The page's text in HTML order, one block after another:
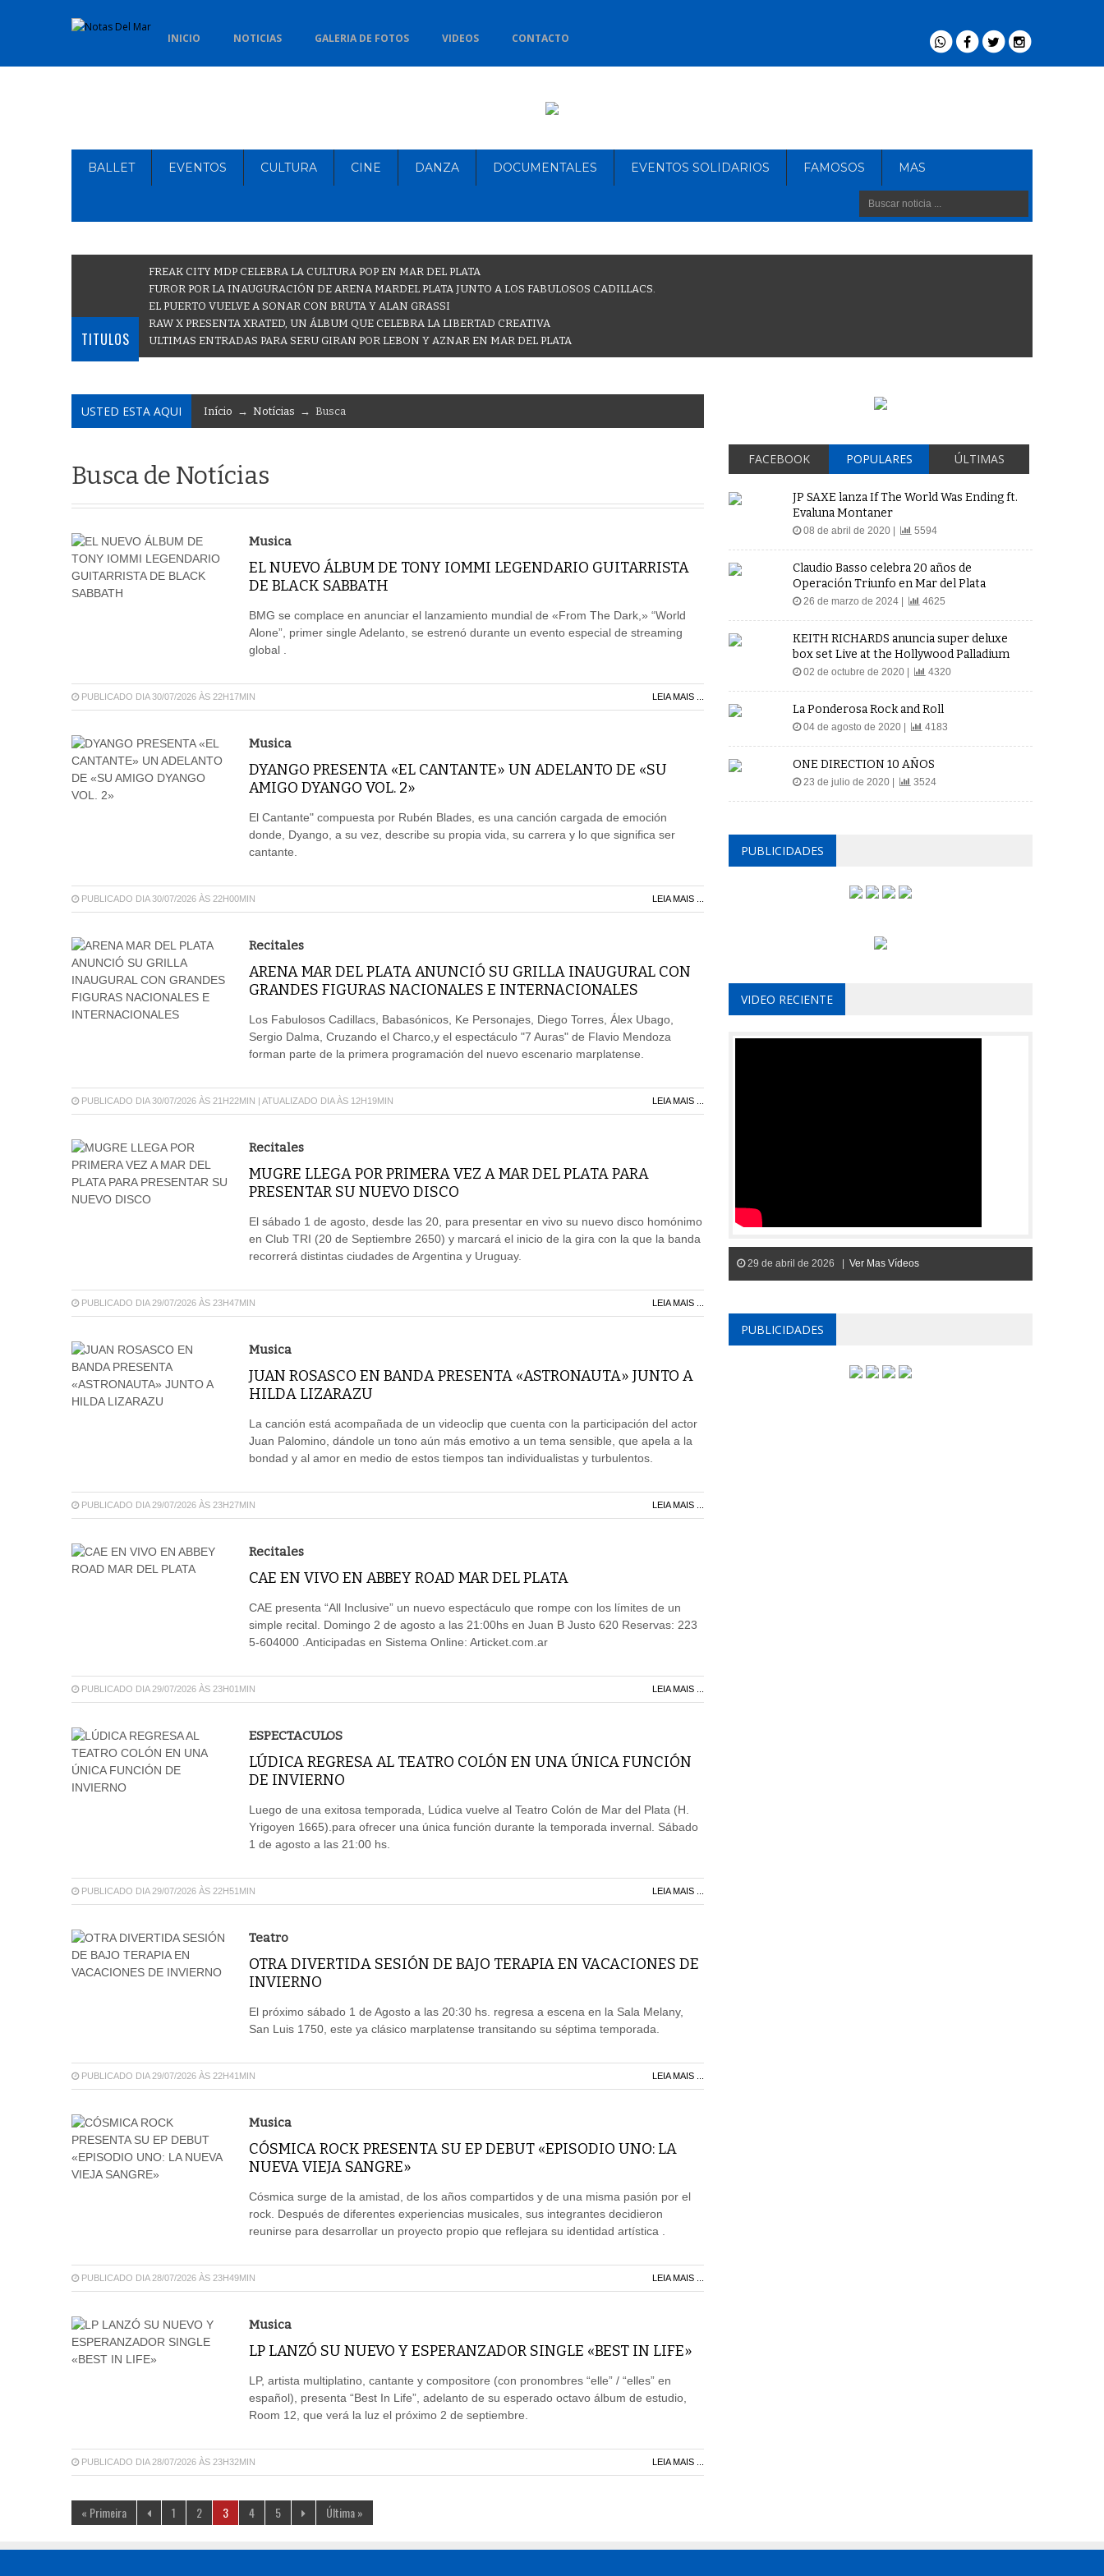
INICIO NOTICIAS GALERIA DE FOTOS VIDEOS CONTACTO
BALLET EVENTOS CULTURA CINE DANZA DOCUMENTALES EVENTOS SOLIDARIOS FAMOSOS MAS
TITULOS
FREAK CITY MDP CELEBRA LA CULTURA POP EN MAR DEL PLATA
FUROR POR LA INAUGURACIÓN DE ARENA MARDEL PLATA JUNTO A LOS FABULOSOS CADILLACS.
EL PUERTO VUELVE A SONAR CON BRUTA Y ALAN GRASSI
RAW X PRESENTA XRATED, UN ÁLBUM QUE CELEBRA LA LIBERTAD CREATIVA
ULTIMAS ENTRADAS PARA SERU GIRAN POR LEBON Y AZNAR EN MAR DEL PLATA
USTED ESTA AQUI Início → Notícias → Busca
Busca de Notícias
Musica
EL NUEVO ÁLBUM DE TONY IOMMI LEGENDARIO GUITARRISTA
DE BLACK SABBATH
BMG se complace en anunciar el lanzamiento mundial de «From The Dark,» “World
Alone”, primer single Adelanto, se estrenó durante un evento especial de streaming
global .
PUBLICADO DIA 30/07/2026 ÀS 22H17MIN LEIA MAIS ...
Musica
DYANGO PRESENTA «EL CANTANTE» UN ADELANTO DE «SU
AMIGO DYANGO VOL. 2»
El Cantante" compuesta por Rubén Blades, es una canción cargada de emoción
donde, Dyango, a su vez, describe su propia vida, su carrera y lo que significa ser
cantante.
PUBLICADO DIA 30/07/2026 ÀS 22H00MIN LEIA MAIS ...
Recitales
ARENA MAR DEL PLATA ANUNCIÓ SU GRILLA INAUGURAL CON
GRANDES FIGURAS NACIONALES E INTERNACIONALES
Los Fabulosos Cadillacs, Babasónicos, Ke Personajes, Diego Torres, Álex Ubago,
Sergio Dalma, Cruzando el Charco,y el espectáculo "7 Auras" de Flavio Mendoza
forman parte de la primera programación del nuevo escenario marplatense.
PUBLICADO DIA 30/07/2026 ÀS 21H22MIN | ATUALIZADO DIA ÀS 12H19MIN LEIA MAIS ...
Recitales
MUGRE LLEGA POR PRIMERA VEZ A MAR DEL PLATA PARA
PRESENTAR SU NUEVO DISCO
El sábado 1 de agosto, desde las 20, para presentar en vivo su nuevo disco homónimo
en Club TRI (20 de Septiembre 2650) y marcará el inicio de la gira con la que la banda
recorrerá distintas ciudades de Argentina y Uruguay.
PUBLICADO DIA 29/07/2026 ÀS 23H47MIN LEIA MAIS ...
Musica
JUAN ROSASCO EN BANDA PRESENTA «ASTRONAUTA» JUNTO A
HILDA LIZARAZU
La canción está acompañada de un videoclip que cuenta con la participación del actor
Juan Palomino, dándole un tono aún más emotivo a un tema sensible, que apela a la
bondad y al amor en medio de estos tiempos tan individualistas y turbulentos.
PUBLICADO DIA 29/07/2026 ÀS 23H27MIN LEIA MAIS ...
Recitales
CAE EN VIVO EN ABBEY ROAD MAR DEL PLATA
CAE presenta “All Inclusive” un nuevo espectáculo que rompe con los límites de un
simple recital. Domingo 2 de agosto a las 21:00hs en Juan B Justo 620 Reservas: 223
5-604000 .Anticipadas en Sistema Online: Articket.com.ar
PUBLICADO DIA 29/07/2026 ÀS 23H01MIN LEIA MAIS ...
ESPECTACULOS
LÚDICA REGRESA AL TEATRO COLÓN EN UNA ÚNICA FUNCIÓN
DE INVIERNO
Luego de una exitosa temporada, Lúdica vuelve al Teatro Colón de Mar del Plata (H.
Yrigoyen 1665).para ofrecer una única función durante la temporada invernal. Sábado
1 de agosto a las 21:00 hs.
PUBLICADO DIA 29/07/2026 ÀS 22H51MIN LEIA MAIS ...
Teatro
OTRA DIVERTIDA SESIÓN DE BAJO TERAPIA EN VACACIONES DE
INVIERNO
El próximo sábado 1 de Agosto a las 20:30 hs. regresa a escena en la Sala Melany,
San Luis 1750, este ya clásico marplatense transitando su séptima temporada.
PUBLICADO DIA 29/07/2026 ÀS 22H41MIN LEIA MAIS ...
Musica
CÓSMICA ROCK PRESENTA SU EP DEBUT «EPISODIO UNO: LA
NUEVA VIEJA SANGRE»
Cósmica surge de la amistad, de los años compartidos y de una misma pasión por el
rock. Después de diferentes experiencias musicales, sus integrantes decidieron
reunirse para desarrollar un proyecto propio que reflejara su identidad artística .
PUBLICADO DIA 28/07/2026 ÀS 23H49MIN LEIA MAIS ...
Musica
LP LANZÓ SU NUEVO Y ESPERANZADOR SINGLE «BEST IN LIFE»
LP, artista multiplatino, cantante y compositore (con pronombres “elle” / “elles” en
español), presenta “Best In Life”, adelanto de su esperado octavo álbum de estudio,
Room 12, que verá la luz el próximo 2 de septiembre.
PUBLICADO DIA 28/07/2026 ÀS 23H32MIN LEIA MAIS ...
« Primeira 1 2 3 4 5 Última »
FACEBOOK POPULARES ÚLTIMAS
JP SAXE lanza If The World Was Ending ft.
Evaluna Montaner
08 de abril de 2020 | 5594
Claudio Basso celebra 20 años de
Operación Triunfo en Mar del Plata
26 de marzo de 2024 | 4625
KEITH RICHARDS anuncia super deluxe
box set Live at the Hollywood Palladium
02 de octubre de 2020 | 4320
La Ponderosa Rock and Roll
04 de agosto de 2020 | 4183
ONE DIRECTION 10 AÑOS
23 de julio de 2020 | 3524
PUBLICIDADES
VIDEO RECIENTE
29 de abril de 2026 | Ver Mas Vídeos
PUBLICIDADES